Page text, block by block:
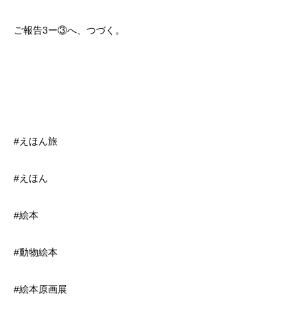
ご報告3ー③へ、つづく。
#えほん旅
#えほん
#絵本
#動物絵本
#絵本原画展